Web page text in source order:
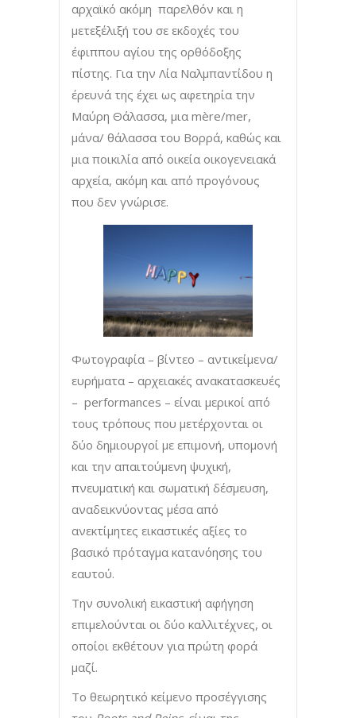
αρχαϊκό ακόμη παρελθόν και η
μετεξέλιξή του σε εκδοχές του
έφιππου αγίου της ορθόδοξης
πίστης. Για την Λία Ναλμπαντίδου η
έρευνά της έχει ως αφετηρία την
Μαύρη Θάλασσα, μια mère/mer,
μάνα/ θάλασσα του Βορρά, καθώς και
μια ποικιλία από οικεία οικογενειακά
αρχεία, ακόμη και από προγόνους
που δεν γνώρισε.
Φωτογραφία – βίντεο – αντικείμενα/
ευρήματα – αρχειακές ανακατασκευές
– performances – είναι μερικοί από
τους τρόπους που μετέρχονται οι
δύο δημιουργοί με επιμονή, υπομονή
και την απαιτούμενη ψυχική,
πνευματική και σωματική δέσμευση,
αναδεικνύοντας μέσα από
ανεκτίμητες εικαστικές αξίες το
βασικό πρόταγμα κατανόησης του
εαυτού.
Την συνολική εικαστική αφήγηση
επιμελούνται οι δύο καλλιτέχνες, οι
οποίοι εκθέτουν για πρώτη φορά
μαζί.
Το θεωρητικό κείμενο προσέγγισης